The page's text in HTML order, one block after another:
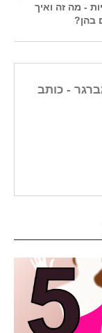
- מה זה ואיך
בהן?
- כותב